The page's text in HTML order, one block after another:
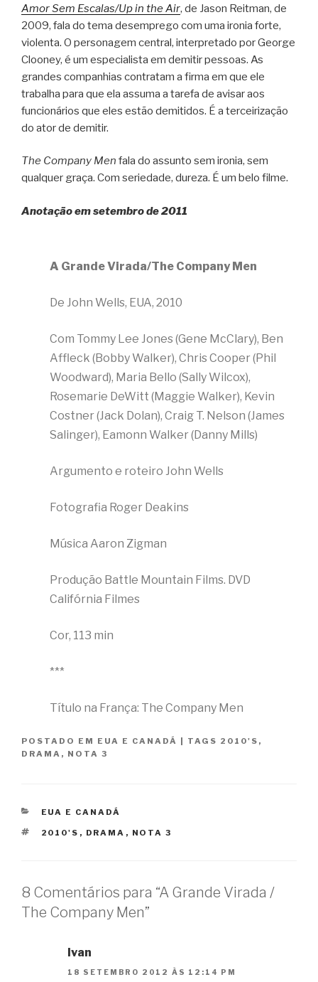
Amor Sem Escalas/Up in the Air, de Jason Reitman, de
2009, fala do tema desemprego com uma ironia forte,
violenta. O personagem central, interpretado por George
Clooney, é um especialista em demitir pessoas. As
grandes companhias contratam a firma em que ele
trabalha para que ela assuma a tarefa de avisar aos
funcionários que eles estão demitidos. É a terceirização
do ator de demitir.
The Company Men fala do assunto sem ironia, sem
qualquer graça. Com seriedade, dureza. É um belo filme.
Anotação em setembro de 2011
A Grande Virada/The Company Men
De John Wells, EUA, 2010
Com Tommy Lee Jones (Gene McClary), Ben
Affleck (Bobby Walker), Chris Cooper (Phil
Woodward), Maria Bello (Sally Wilcox),
Rosemarie DeWitt (Maggie Walker), Kevin
Costner (Jack Dolan), Craig T. Nelson (James
Salinger), Eamonn Walker (Danny Mills)
Argumento e roteiro John Wells
Fotografia Roger Deakins
Música Aaron Zigman
Produção Battle Mountain Films. DVD
Califórnia Filmes
Cor, 113 min
***
Título na França: The Company Men
POSTADO EM EUA E CANADÁ TAGS 2010'S ,
DRAMA , NOTA 3
CATEGORIAS
EUA E CANADÁ
TAGS
2010'S , DRAMA , NOTA 3
8 Comentários para “A Grande Virada /
The Company Men”
Ivan
18 SETEMBRO 2012 ÀS 12:14 PM